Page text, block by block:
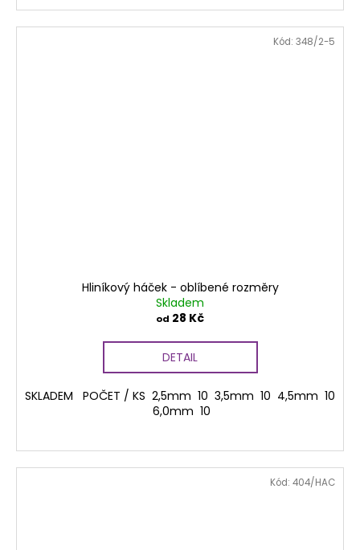
Hliníkový háček - oblíbené rozměry
Skladem
od 28 Kč
DETAIL
SKLADEM POČET / KS 2,5mm 10 3,5mm 10 4,5mm 10
6,0mm 10
Kód: 348/2-5
Kód: 404/HAC